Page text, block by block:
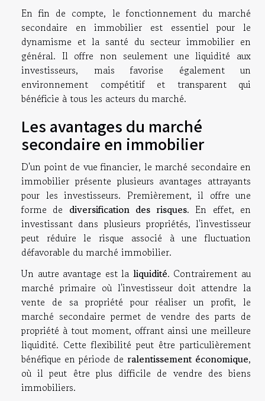
En fin de compte, le fonctionnement du marché
secondaire en immobilier est essentiel pour le
dynamisme et la santé du secteur immobilier en
général. Il offre non seulement une liquidité aux
investisseurs, mais favorise également un
environnement compétitif et transparent qui
bénéficie à tous les acteurs du marché.
Les avantages du marché
secondaire en immobilier
D'un point de vue financier, le marché secondaire en
immobilier présente plusieurs avantages attrayants
pour les investisseurs. Premièrement, il offre une
forme de diversification des risques. En effet, en
investissant dans plusieurs propriétés, l'investisseur
peut réduire le risque associé à une fluctuation
défavorable du marché immobilier.
Un autre avantage est la liquidité. Contrairement au
marché primaire où l'investisseur doit attendre la
vente de sa propriété pour réaliser un profit, le
marché secondaire permet de vendre des parts de
propriété à tout moment, offrant ainsi une meilleure
liquidité. Cette flexibilité peut être particulièrement
bénéfique en période de ralentissement économique,
où il peut être plus difficile de vendre des biens
immobiliers.